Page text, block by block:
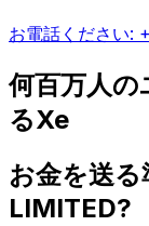
お電話ください:
何百万人
るXe
お金を送
LIMITED?